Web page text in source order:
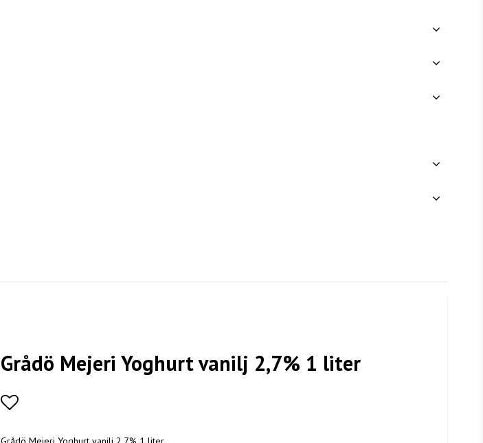
Grådö Mejeri Yoghurt vanilj 2,7% 1 liter